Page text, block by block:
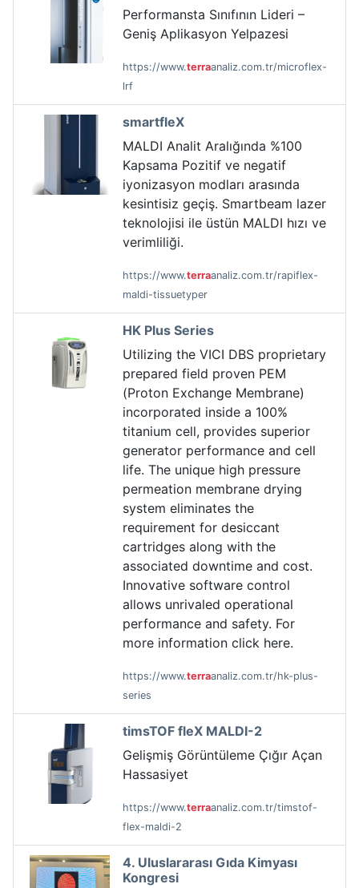
Performansta Sınıfının Lideri –
Geniş Aplikasyon Yelpazesi
https://www.terraanaliz.com.tr/microflex-
lrf
smartfleX
MALDI Analit Aralığında %100
Kapsama Pozitif ve negatif
iyonizasyon modları arasında
kesintisiz geçiş. Smartbeam lazer
teknolojisi ile üstün MALDI hızı ve
verimliliği.
https://www.terraanaliz.com.tr/rapiflex-
maldi-tissuetyper
HK Plus Series
Utilizing the VICI DBS proprietary
prepared field proven PEM
(Proton Exchange Membrane)
incorporated inside a 100%
titanium cell, provides superior
generator performance and cell
life. The unique high pressure
permeation membrane drying
system eliminates the
requirement for desiccant
cartridges along with the
associated downtime and cost.
Innovative software control
allows unrivaled operational
performance and safety. For
more information click here.
https://www.terraanaliz.com.tr/hk-plus-
series
timsTOF fleX MALDI-2
Gelişmiş Görüntüleme Çığır Açan
Hassasiyet
https://www.terraanaliz.com.tr/timstof-
flex-maldi-2
4. Uluslararası Gıda Kimyası
Kongresi